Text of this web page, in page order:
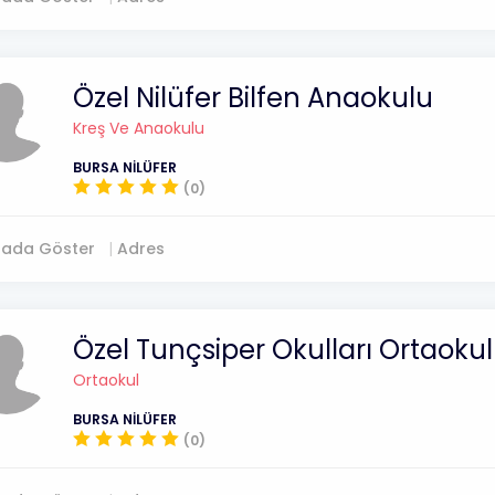
Özel Nilüfer Bilfen Anaokulu
Kreş Ve Anaokulu
BURSA NİLÜFER
(0)
Göster Adres
Özel Tunçsiper Okulları
Ortaokul
BURSA NİLÜFER
(0)